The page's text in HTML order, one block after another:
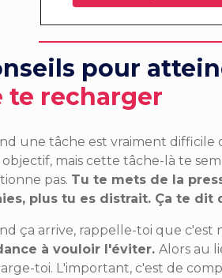
pour
te recharger
une tâche est vraiment difficile
objectif, mais cette tâche-là te
pas. Tu te mets de la
plus tu es distrait. Ça te dit
ça arrive, rappelle-toi que c'est
à vouloir l'éviter. Alors au
toi. L'important, c'est de